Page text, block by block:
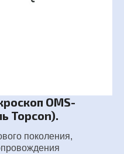
OMS-
Topcon).
поколения,